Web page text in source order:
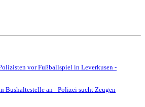
vor Fußballspiel in Leverkusen -
Bushaltestelle an - Polizei sucht Zeugen